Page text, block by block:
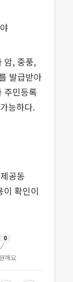
암, 중풍,
발급받아
주민등록
능하다.
공동
이 확인이
해요
0